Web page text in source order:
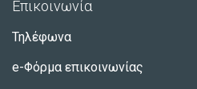
Επικοινωνία
Τηλέφωνα
e-Φόρμα επικοινωνίας